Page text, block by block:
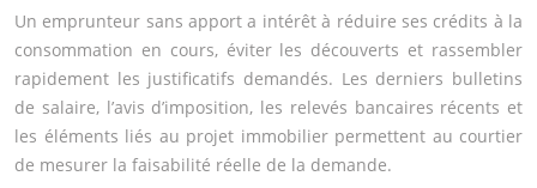
Un emprunteur sans apport a intérêt à réduire ses crédits à la
consommation en cours, éviter les découverts et rassembler
rapidement les justificatifs demandés. Les derniers bulletins
de salaire, l’avis d’imposition, les relevés bancaires récents et
les éléments liés au projet immobilier permettent au courtier
de mesurer la faisabilité réelle de la demande.